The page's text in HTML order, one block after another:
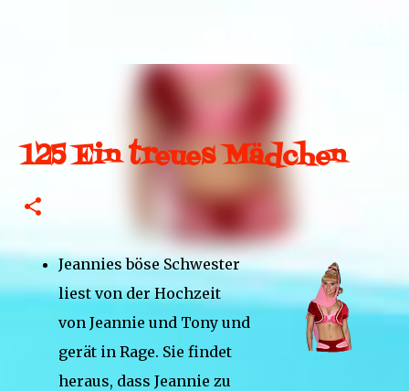
125 Ein treues Mädchen
Jeannies böse Schwester
liest von der Hochzeit
von Jeannie und Tony und
gerät in Rage. Sie findet
heraus, dass Jeannie zu